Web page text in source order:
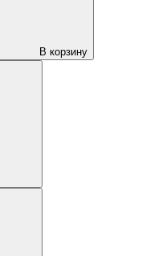
В корзину